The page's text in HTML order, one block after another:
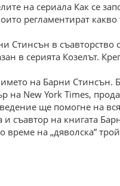
на сериала Как се
регламентират
Стинсън в
в серията Козелът.
на Барни Стинсън.
на New York Times,
ще помогне на
съавтор на книгата
време на „дяволска”